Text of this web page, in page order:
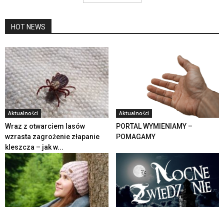
HOT NEWS
Aktualności
Wraz z otwarciem lasów
wzrasta zagrożenie złapanie
kleszcza – jak w...
Aktualności
PORTAL WYMIENIAMY –
POMAGAMY